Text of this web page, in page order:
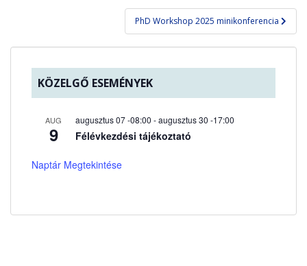
PhD Workshop 2025 minikonferencia
KÖZELGŐ ESEMÉNYEK
AUG
9
augusztus 07 -08:00 -augusztus 30 -17:00
Félévkezdési tájékoztató
Naptár Megtekintése